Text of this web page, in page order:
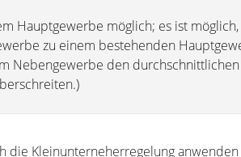
Hauptgewerbe möglich; es ist
zu einem bestehenden
Nebengewerbe den
die Kleinunterneherregelung anwenden